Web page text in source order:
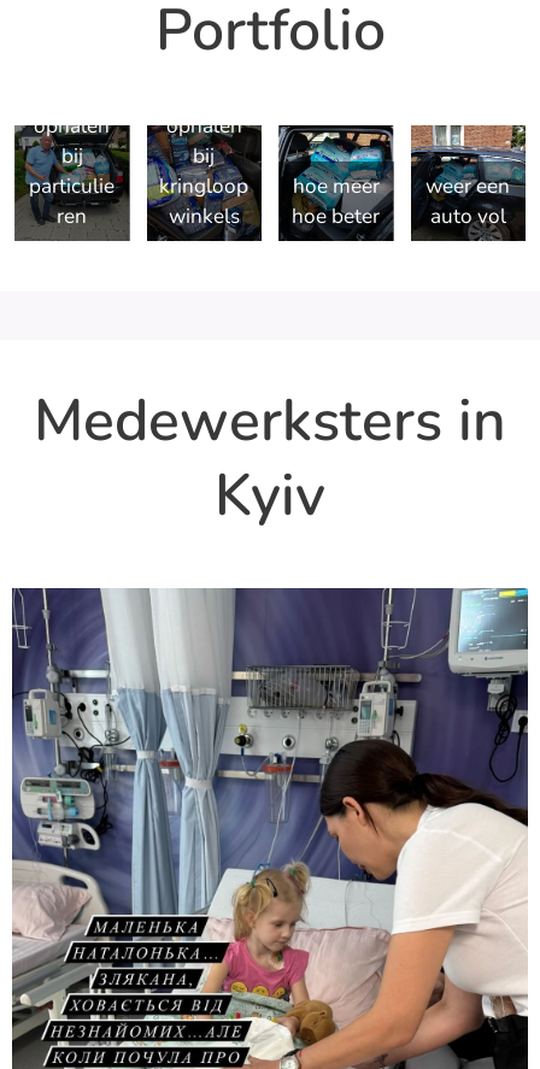
Portfolio
ophalen
bij
particulie
ren
ophalen
bij
kringloop
winkels
hoe meer
hoe beter
weer een
auto vol
Medewerksters in
Kyiv